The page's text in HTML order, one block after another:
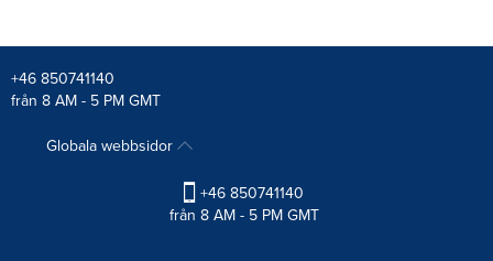
+46 850741140
från 8 AM - 5 PM GMT
Globala webbsidor
+46 850741140
från 8 AM - 5 PM GMT